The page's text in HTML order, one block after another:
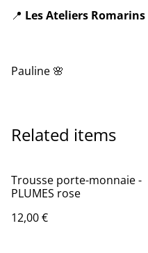
📍 Les Ateliers Romarins
Pauline 🌸
Related items
Trousse porte-monnaie -
PLUMES rose
12,00 €